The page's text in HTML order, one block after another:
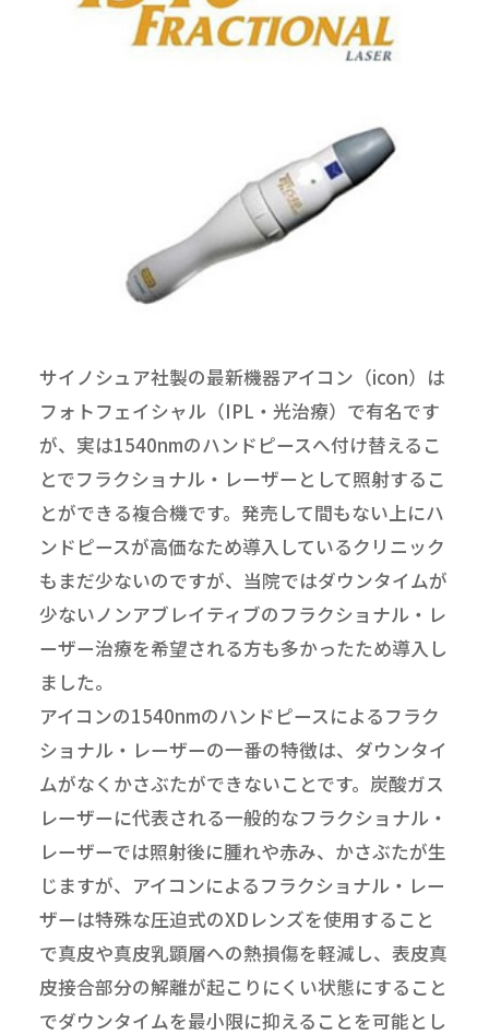
サイノシュア社製の最新機器アイコン（icon）は
フォトフェイシャル（IPL・光治療）で有名です
が、実は1540nmのハンドピースへ付け替えるこ
とでフラクショナル・レーザーとして照射するこ
とができる複合機です。発売して間もない上にハ
ンドピースが高価なため導入しているクリニック
もまだ少ないのですが、当院ではダウンタイムが
少ないノンアブレイティブのフラクショナル・レ
ーザー治療を希望される方も多かったため導入し
ました。
アイコンの1540nmのハンドピースによるフラク
ショナル・レーザーの一番の特徴は、ダウンタイ
ムがなくかさぶたができないことです。炭酸ガス
レーザーに代表される一般的なフラクショナル・
レーザーでは照射後に腫れや赤み、かさぶたが生
じますが、アイコンによるフラクショナル・レー
ザーは特殊な圧迫式のXDレンズを使用すること
で真皮や真皮乳顕層への熱損傷を軽減し、表皮真
皮接合部分の解離が起こりにくい状態にすること
でダウンタイムを最小限に抑えることを可能とし